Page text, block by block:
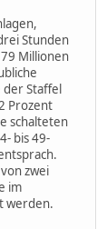
Stunden
Millionen
der Staffel
Prozent
schalteten
bis 49-
zwei
im
werden.